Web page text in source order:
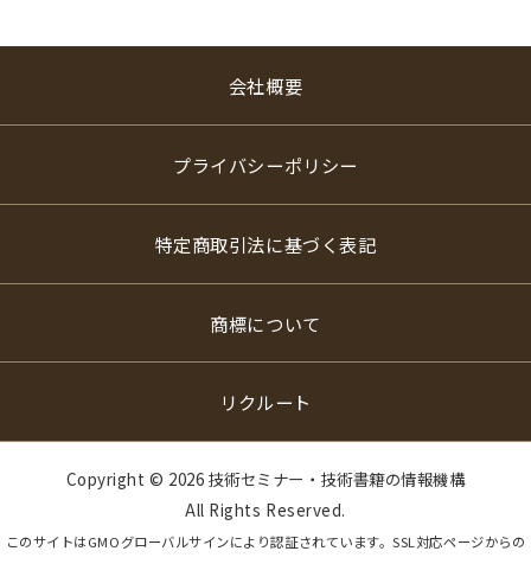
会社概要
プライバシーポリシー
特定商取引法に基づく表記
商標について
リクルート
Copyright © 2026 技術セミナー・技術書籍の情報機構
All Rights Reserved.
このサイトはGMOグローバルサインにより認証されています。SSL対応ページからの